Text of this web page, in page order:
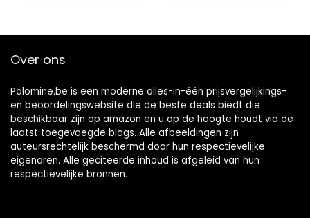
Over ons
Palomine.be is een moderne alles-in-één prijsvergelijkings-
en beoordelingswebsite die de beste deals biedt die
beschikbaar zijn op amazon en u op de hoogte houdt via de
laatst toegevoegde blogs. Alle afbeeldingen zijn
auteursrechtelijk beschermd door hun respectievelijke
eigenaren. Alle geciteerde inhoud is afgeleid van hun
respectievelijke bronnen.